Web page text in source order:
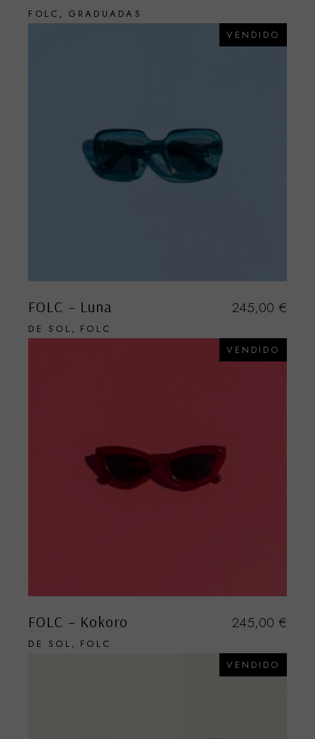
FOLC GRADUADAS
VENDIDO
FOLC – Luna
DE SOL FOLC
245,00 €
VENDIDO
FOLC – Kokoro
DE SOL FOLC
245,00 €
VENDIDO